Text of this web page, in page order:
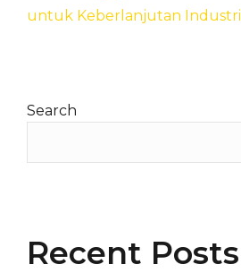
untuk Keberlanjutan Industri
Search
Recent Posts